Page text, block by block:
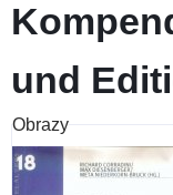
und
Obrazy